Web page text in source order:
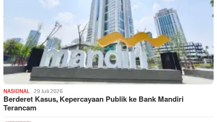
NASIONAL 29 Juli 2026
Berderet Kasus, Kepercayaan Publik ke Bank Mandiri
Terancam